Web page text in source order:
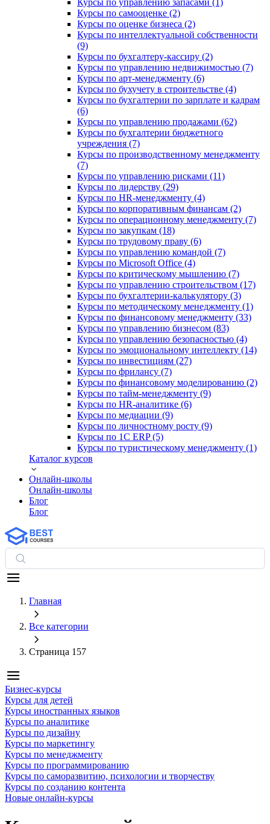
Курсы по управлению запасами (1)
Курсы по самооценке (2)
Курсы по оценке бизнеса (2)
Курсы по интеллектуальной собственности
(9)
Курсы по бухгалтеру-кассиру (2)
Курсы по управлению недвижимостью (7)
Курсы по арт-менеджменту (6)
Курсы по бухучету в строительстве (4)
Курсы по бухгалтерии по зарплате и кадрам
(6)
Курсы по управлению продажами (62)
Курсы по бухгалтерии бюджетного
учреждения (7)
Курсы по производственному менеджменту
(7)
Курсы по управлению рисками (11)
Курсы по лидерству (29)
Курсы по HR-менеджменту (4)
Курсы по корпоративным финансам (2)
Курсы по операционному менеджменту (7)
Курсы по закупкам (18)
Курсы по трудовому праву (6)
Курсы по управлению командой (7)
Курсы по Microsoft Office (4)
Курсы по критическому мышлению (7)
Курсы по управлению строительством (17)
Курсы по бухгалтерии-калькулятору (3)
Курсы по методическому менеджменту (1)
Курсы по финансовому менеджменту (33)
Курсы по управлению бизнесом (83)
Курсы по управлению безопасностью (4)
Курсы по эмоциональному интеллекту (14)
Курсы по инвестициям (27)
Курсы по фрилансу (7)
Курсы по финансовому моделированию (2)
Курсы по тайм-менеджменту (9)
Курсы по HR-аналитике (6)
Курсы по медиации (9)
Курсы по личностному росту (9)
Курсы по 1С ERP (5)
Курсы по туристическому менеджменту (1)
Каталог курсов
Онлайн-школы
Онлайн-школы
Блог
Блог
Главная
Все категории
Страница 157
Бизнес-курсы
Курсы для детей
Курсы иностранных языков
Курсы по аналитике
Курсы по дизайну
Курсы по маркетингу
Курсы по менеджменту
Курсы по программированию
Курсы по саморазвитию, психологии и творчеству
Курсы по созданию контента
Новые онлайн‑курсы